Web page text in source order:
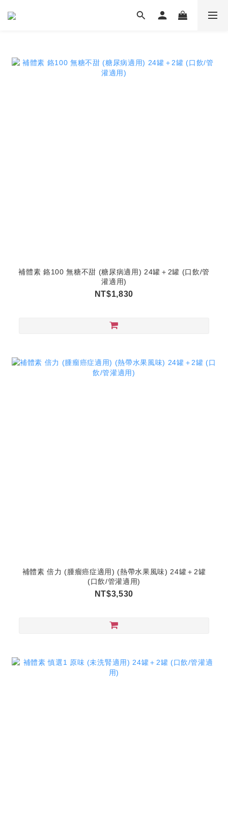
補體素 鉻100 無糖不甜 (糖尿病適用) 24罐＋2罐 (口飲/管
灌適用)
NT$1,830
補體素 倍力 (腫瘤癌症適用) (熱帶水果風味) 24罐＋2罐
(口飲/管灌適用)
NT$3,530